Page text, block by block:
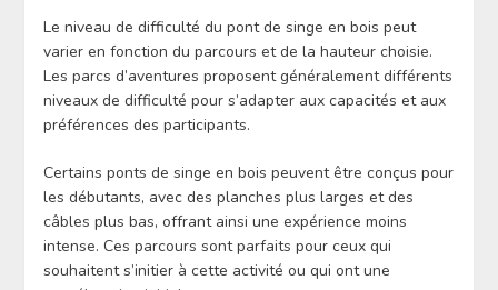
Le niveau de difficulté du pont de singe en bois peut
varier en fonction du parcours et de la hauteur choisie.
Les parcs d’aventures proposent généralement différents
niveaux de difficulté pour s’adapter aux capacités et aux
préférences des participants.
Certains ponts de singe en bois peuvent être conçus pour
les débutants, avec des planches plus larges et des
câbles plus bas, offrant ainsi une expérience moins
intense. Ces parcours sont parfaits pour ceux qui
souhaitent s’initier à cette activité ou qui ont une